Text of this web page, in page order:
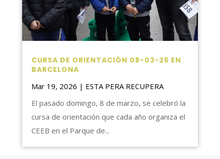
CURSA DE ORIENTACIÓN 08-03-26 EN
BARCELONA
Mar 19, 2026 | ESTA PERA RECUPERA
El pasado domingo, 8 de marzo, se celebró la
cursa de orientación que cada año organiza el
CEEB en el Parque de...